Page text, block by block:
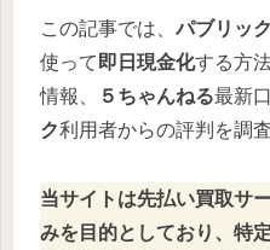
この記事では、 パブリック
使って 即日現金化する方
情報、
５ちゃんねる最新
ク利用者からの評判を調
当サイトは先払い買取サ
みを目的としており、特